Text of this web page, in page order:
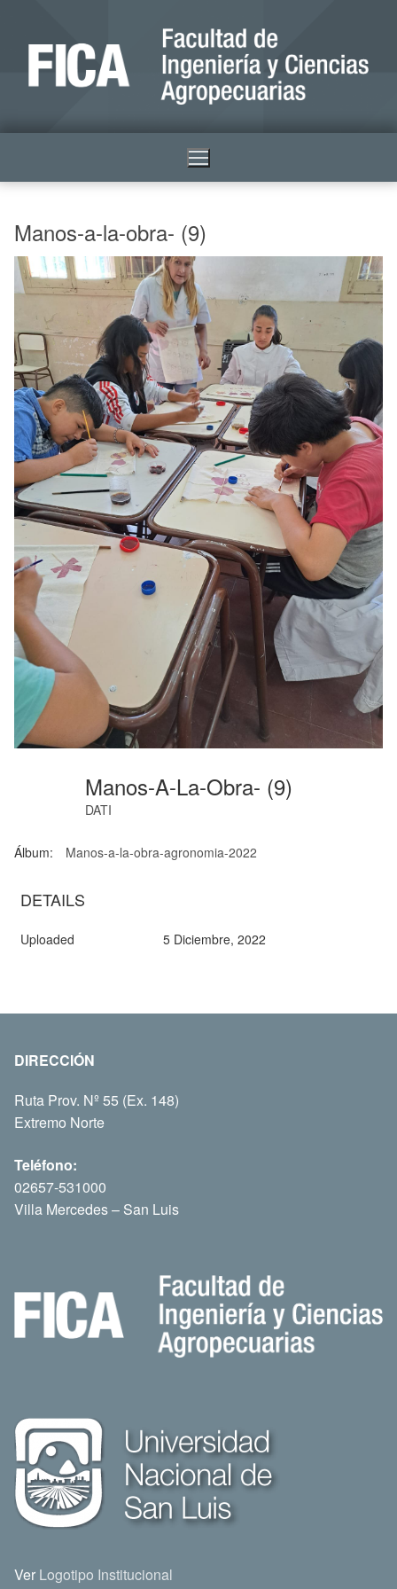
Manos-a-la-obra- (9)
Manos-A-La-Obra- (9)
DATI
Álbum: Manos-a-la-obra-agronomia-2022
DETAILS
Uploaded 5 Diciembre, 2022
DIRECCIÓN
Ruta Prov. Nº 55 (Ex. 148)
Extremo Norte
Teléfono:
02657-531000
Villa Mercedes – San Luis
Ver Logotipo Institucional